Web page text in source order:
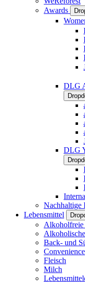
Awards
DLG
DLG
Nachhaltige
Lebensmittel
Alkoholfreie
Back- und
Convenience
Fleisch
Milch